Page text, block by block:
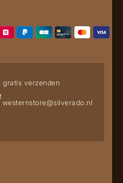
gratis verzenden
westernstore@silverado.nl